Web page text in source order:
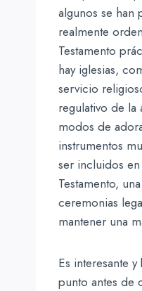
algunos se han
realmente
Testamento
hay iglesias,
servicio
regulativo de la
modos de
instrumentos
ser incluidos
Testamento,
ceremonias
mantener una
Es interesante
punto antes de